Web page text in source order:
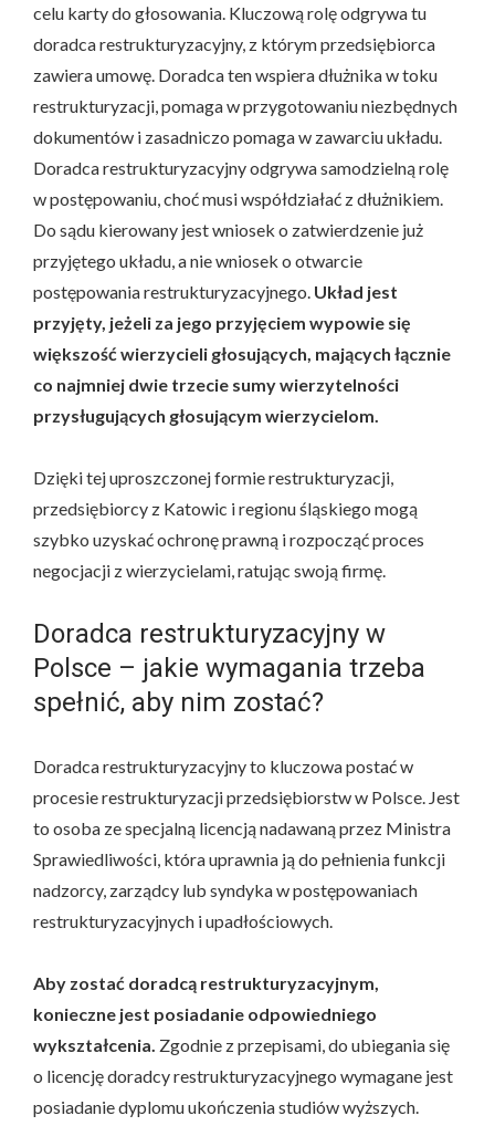
celu karty do głosowania. Kluczową rolę odgrywa tu
doradca restrukturyzacyjny, z którym przedsiębiorca
zawiera umowę. Doradca ten wspiera dłużnika w toku
restrukturyzacji, pomaga w przygotowaniu niezbędnych
dokumentów i zasadniczo pomaga w zawarciu układu.
Doradca restrukturyzacyjny odgrywa samodzielną rolę
w postępowaniu, choć musi współdziałać z dłużnikiem.
Do sądu kierowany jest wniosek o zatwierdzenie już
przyjętego układu, a nie wniosek o otwarcie
postępowania restrukturyzacyjnego. Układ jest
przyjęty, jeżeli za jego przyjęciem wypowie się
większość wierzycieli głosujących, mających łącznie
co najmniej dwie trzecie sumy wierzytelności
przysługujących głosującym wierzycielom.
Dzięki tej uproszczonej formie restrukturyzacji,
przedsiębiorcy z Katowic i regionu śląskiego mogą
szybko uzyskać ochronę prawną i rozpocząć proces
negocjacji z wierzycielami, ratując swoją firmę.
Doradca restrukturyzacyjny w
Polsce – jakie wymagania trzeba
spełnić, aby nim zostać?
Doradca restrukturyzacyjny to kluczowa postać w
procesie restrukturyzacji przedsiębiorstw w Polsce. Jest
to osoba ze specjalną licencją nadawaną przez Ministra
Sprawiedliwości, która uprawnia ją do pełnienia funkcji
nadzorcy, zarządcy lub syndyka w postępowaniach
restrukturyzacyjnych i upadłościowych.
Aby zostać doradcą restrukturyzacyjnym,
konieczne jest posiadanie odpowiedniego
wykształcenia. Zgodnie z przepisami, do ubiegania się
o licencję doradcy restrukturyzacyjnego wymagane jest
posiadanie dyplomu ukończenia studiów wyższych.